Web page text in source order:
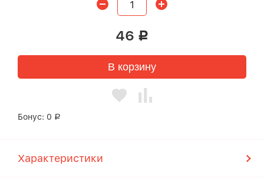
46 Р
В корзину
Бонус: 0 Р
Характеристики